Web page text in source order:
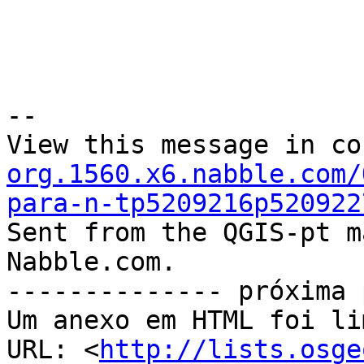
--
View this message in
org.1560.x6.nabble.com/
para-n-
Sent from the QGIS-
Nabble.com.
--------------
Um anexo em HTML foi
URL: <http://